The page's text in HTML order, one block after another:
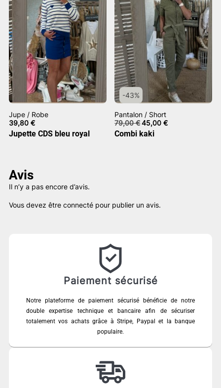
Jupe / Robe
39,80 €
Jupette CDS bleu royal
-43%
Pantalon / Short
79,00€Le
prix
initial
45,00€Le
Combi kaki
Avis
Il n’y a pas encore d’avis.
Vous devez être connecté pour publier un avis.
Paiement sécurisé
Notre plateforme de paiement sécurisé bénéficie de notre
double expertise technique et bancaire afin de sécuriser
totalement vos achats grâce à Stripe, Paypal et la banque
populaire.